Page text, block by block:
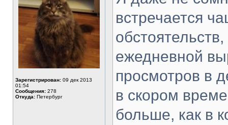
Зарегистрирован: 09 дек 2013
01:54
Сообщения: 278
Откуда: Петербург
встречается
ежедневной
просмотров в
в скором
больше, как в